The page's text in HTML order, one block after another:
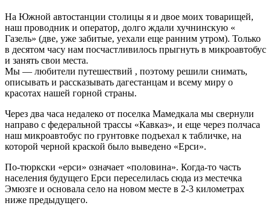
На Южной автостанции столицы я и двое моих товарищей,
наш проводник и оператор, долго ждали хучнинскую «
Газель» (две, уже забитые, уехали еще ранним утром). Только
в десятом часу нам посчастливилось прыгнуть в микроавтобус
и занять свои места.
Мы — любители путешествий , поэтому решили снимать,
описывать и рассказывать дагестанцам и всему миру о
красотах нашей горной страны.
Через два часа недалеко от поселка Мамедкала мы свернули
направо с федеральной трассы «Кавказ», и еще через полчаса
наш микроавтобус по грунтовке подъехал к табличке, на
которой черной краской было выведено «Ерси».
По-тюркски «ерси» означает «половина». Когда-то часть
населения будущего Ерси переселилась сюда из местечка
Эмюзге и основала село на новом месте в 2-3 километрах
ниже предыдущего.